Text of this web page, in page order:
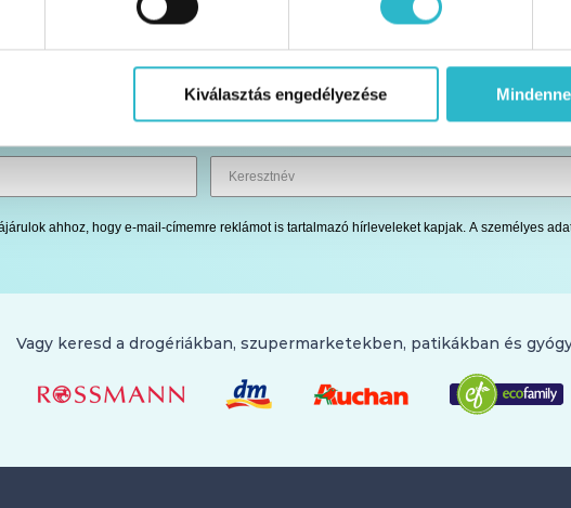
Kiválasztás engedélyezése
Hasznos blog cikkeket, tartalmakat találsz
ahhoz, hogy e-mail-címemre reklámot is tartalmazó hírleveleket kapjak. A személyes
Vagy keresd a drogériákban, szupermarketekben, patikákban és